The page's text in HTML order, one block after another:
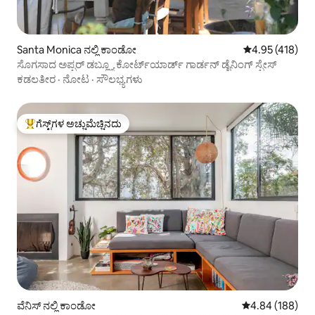
Santa Monica ನಲ್ಲಿ ಕಾಂಡೋ 5 ರಲ್ಲಿ 4.95
4.95 (418)
ಸೊಗಸಾದ ಅಪ್ಪರ್ ಡಬ್ಲ್ಯೂ ಕೋರ್ಟ್‌ಯಾರ್ಡ್ ಗಾರ್ಡನ್ ಡೈನಿಂಗ್ ಸ್ಪೇಸ್
ಕಡಲತೀರ · ನೋಟ · ಸೌಲಭ್ಯಗಳು
ಗೆಸ್ಟ್‌ಗಳಿಗೆ ಅತಿ ಹೆಚ್ಚು ಅಚ್ಚುಮೆಚ್ಚಿನದು
ಗೆಸ್ಟ್‌ಗಳ ಅಚ್ಚುಮೆಚ್ಚಿನದು
ವೆನಿಸ್ ನಲ್ಲಿ ಕಾಂಡೋ 5 ರಲ್ಲಿ 4.84
4.84 (188)